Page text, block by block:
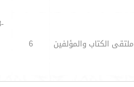
ملتقى الكتاب والمؤلفين 6